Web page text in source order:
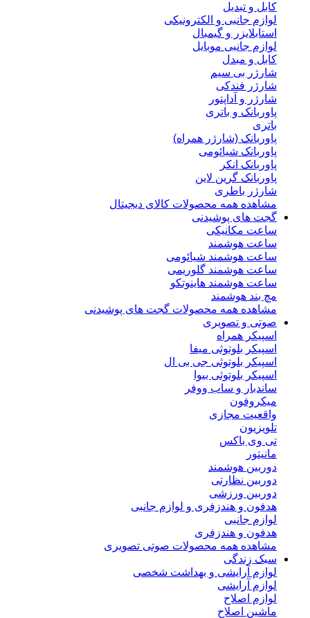
کابل و تبدیل
لوازم جانبی و الکترونیکی
استابلایزر و گیمبال
لوازم جانبی موبایل
کابل و مبدل
شارژر بی سیم
شارژر فندکی
شارژر و آداپتور
پاوربانک و باتری
باتری
پاوربانک (شارژر همراه)
پاوربانک شیائومی
پاوربانک انکر
پاوربانک گرین لاین
شارژر باطری
مشاهده همه محصولات کالای دیجیتال
گجت های پوشیدنی
ساعت مکانیکی
ساعت هوشمند
ساعت هوشمند شیائومی
ساعت هوشمند گلوریمی
ساعت هوشمند هاینوتکو
مچ بند هوشمند
مشاهده همه محصولات گجت های پوشیدنی
صوتی و تصویری
اسپیکر همراه
اسپیکر بلوتوثی میفا
اسپیکر بلوتوثی جی بی ال
اسپیکر بلوتوثی بیوا
ساندبار و ساب ووفر
میکروفون
واقعیت مجازی
تلویزیون
تی وی باکس
مانیتور
دوربین هوشمند
دوربین نظارتی
دوربین ورزشی
هدفون و هندزفری و لوازم جانبی
لوازم جانبی
هدفون و هندزفری
مشاهده همه محصولات صوتی تصویری
سبک زندگی
لوازم آرایشی و بهداشت شخصی
لوازم آرایشی
لوازم اصلاح
ماشین اصلاح